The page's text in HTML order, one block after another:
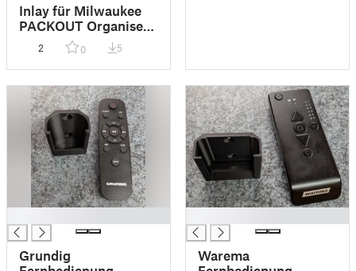
Inlay für Milwaukee
PACKOUT Organiser
Compact
2 0 5
Grundig
Warema